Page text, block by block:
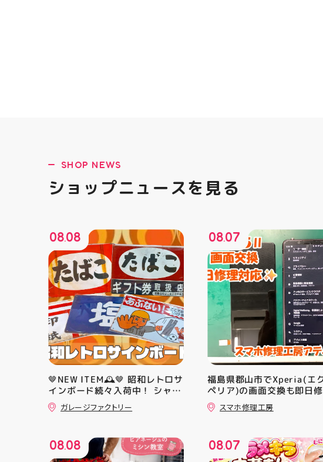
SHOP NEWS
ショップニュースを見る
08.08
🤎NEW ITEM🕰️🤎 昭和レトロサ
インボード続々入荷中！ シャレ
オツでナウイ すべてA4サイズ
なのでインテリアにも 取り入れ
アティ郡山 #福島県 #郡山駅前
#郡山市
ガレージファクトリー
08.08
08.07
福島県郡山市でXperia(エ
ペリア)の画面交換も即日
応😊💪スマホ修理工房
08.07